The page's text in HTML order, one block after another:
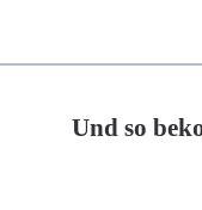
Und so